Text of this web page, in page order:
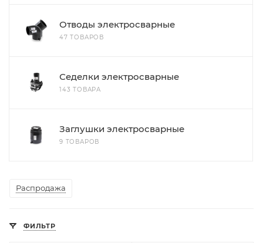
Отводы электросварные
47 ТОВАРОВ
Седелки электросварные
143 ТОВАРА
Заглушки электросварные
9 ТОВАРОВ
Распродажа
ФИЛЬТР